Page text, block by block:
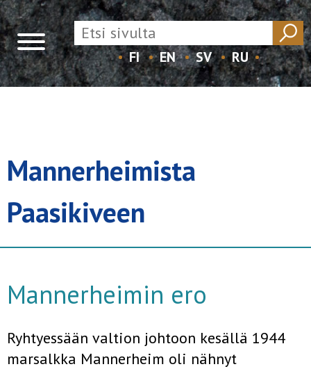
FI EN SV RU
Mannerheimista
Paasikiveen
Mannerheimin ero
Ryhtyessään valtion johtoon kesällä 1944
marsalkka Mannerheim oli nähnyt